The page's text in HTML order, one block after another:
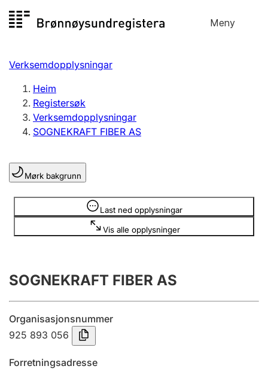
til
Meny
Registersøk
Aksjeselskap
Enkeltpersonføretak
Registrere, endre, slette
Lag og foreining
Registrere, endre, slette
Årsrekneskap
Innsending og forseinkingsgebyr
Verksemdopplysningar
Heim
Registersøk
Verksemdopplysningar
SOGNEKRAFT FIBER AS
Mørk bakgrunn
Last ned opplysningar
Vis alle opplysninger
Opplysninger er skjult
SOGNEKRAFT FIBER AS
Organisasjonsnummer
925 893 056
Forretningsadresse